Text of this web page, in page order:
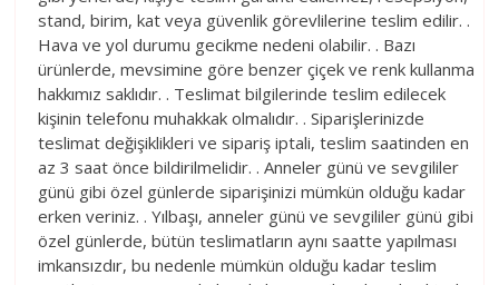
stand, birim, kat veya güvenlik görevlilerine teslim edilir. .
Hava ve yol durumu gecikme nedeni olabilir. . Bazı
ürünlerde, mevsimine göre benzer çiçek ve renk kullanma
hakkımız saklıdır. . Teslimat bilgilerinde teslim edilecek
kişinin telefonu muhakkak olmalıdır. . Siparişlerinizde
teslimat değişiklikleri ve sipariş iptali, teslim saatinden en
az 3 saat önce bildirilmelidir. . Anneler günü ve sevgililer
günü gibi özel günlerde siparişinizi mümkün olduğu kadar
erken veriniz. . Yılbaşı, anneler günü ve sevgililer günü gibi
özel günlerde, bütün teslimatların aynı saatte yapılması
imkansızdır, bu nedenle mümkün olduğu kadar teslim